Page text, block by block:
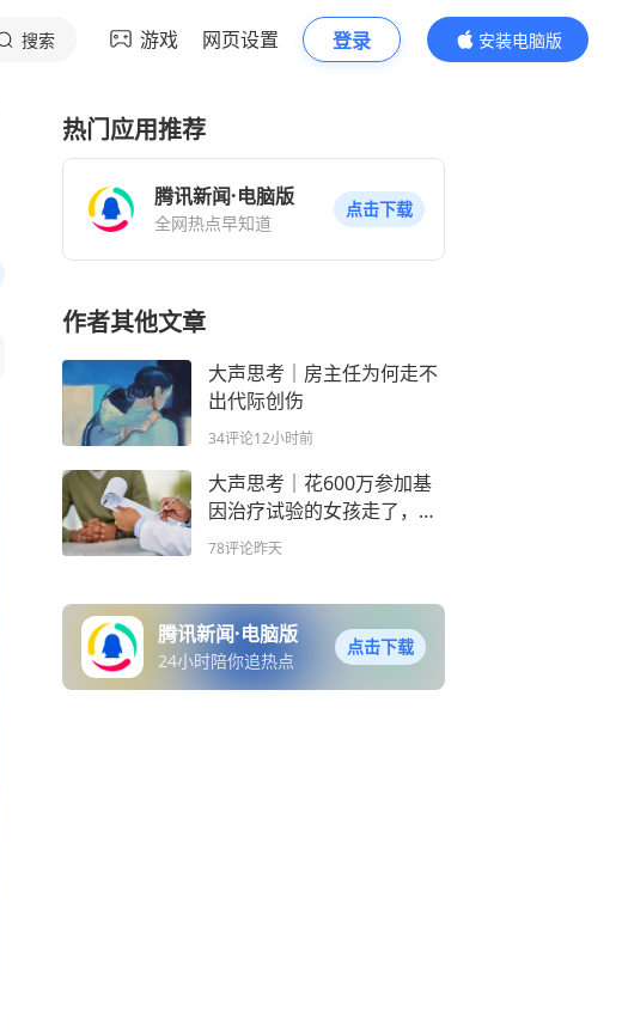
搜索 游戏 网页设置 登录
安装电脑版
内容更精彩
热门应用推荐
腾讯新闻·电脑版
全网热点早知道
点击下载
作者其他文章
大声思考｜房主任为何走不
出代际创伤
34评论12小时前
大声思考｜花600万参加基
因治疗试验的女孩走了，临
床试验还能信吗？
78评论昨天
腾讯新闻·电脑版
24小时陪你追热点
点击下载